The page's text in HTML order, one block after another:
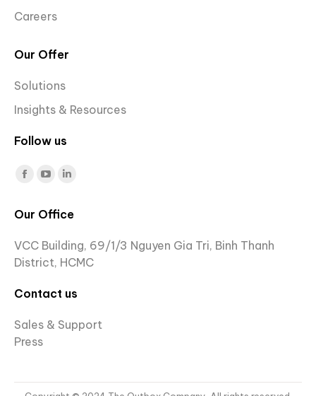
Careers
Our Offer
Solutions
Insights & Resources
Follow us
Find us on:
Facebook
opens
new
YouTube
opens
new
Linkedin
opens
in
new
Our Office
VCC Building, 69/1/3 Nguyen Gia Tri, Binh Thanh
District, HCMC
Contact us
Sales & Support
Press